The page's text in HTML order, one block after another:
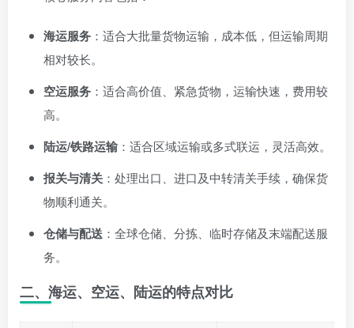
海运服务 ：适合大批量货物运输，成本低，但运输周期
相对较长。
空运服务 ：适合高价值、紧急货物，运输快速，费用较
高。
陆运/铁路运输 ：适合区域运输或多式联运，灵活高效。
报关与清关 ：处理出口、进口及中转清关手续，确保货
物顺利通关。
仓储与配送 ：全球仓储、分拣、临时存储及末端配送服
务。
二、海运、空运、陆运的特点对比